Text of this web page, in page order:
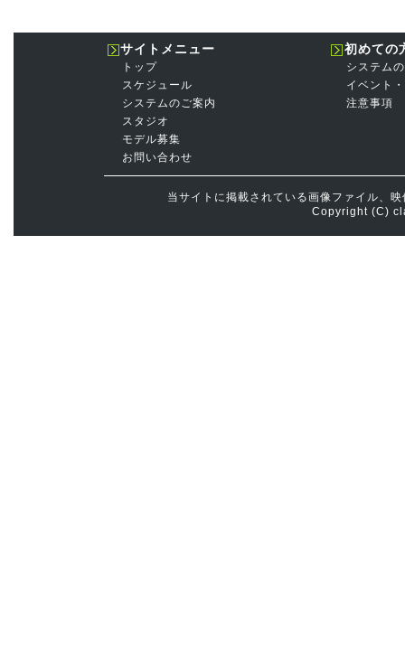
サイトメニュー
トップ
スケジュール
システムのご案内
スタジオ
モデル募集
お問い合わせ
初めての
システム
イベント
注意事項
当サイトに掲載されている画像ファイル、
Copyright (C)